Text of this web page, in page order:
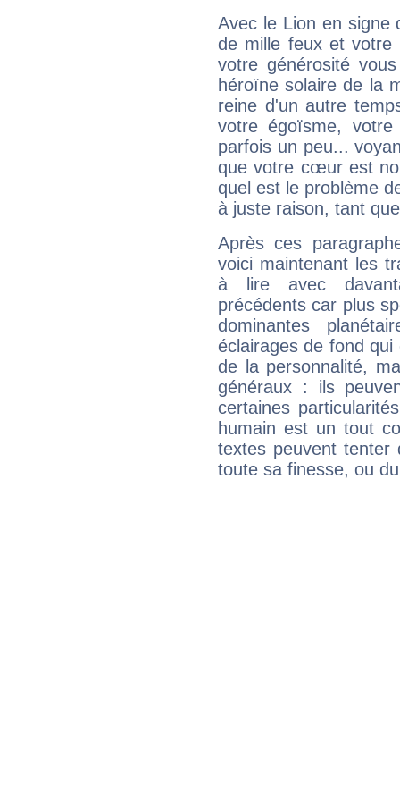
Avec le Lion en signe
de mille feux et votre
votre générosité
héroïne solaire de la
reine d'un autre
votre égoïsme,
parfois un peu...
que votre cœur est
quel est le problème
à juste raison, tant
Après ces
voici maintenant les
à lire avec
précédents car plus
dominantes
éclairages de fond
de la personnalité,
généraux : ils
certaines
humain est un tout
textes peuvent tenter
toute sa finesse, ou